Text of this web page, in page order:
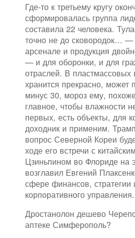
Где-то к третьему кругу
сформировалась группа
составила 22 человека.
точно не до сковородок…
арсенале и продукция
— и для оборонки, и для
отраслей. В пластмассовых
хранится прекрасно, может
минус 30, мороз ему,
главное, чтобы влажности
первых, есть объекты, для
доходник и применим.
вопрос Северной Кореи
ходе его встречи с
Цзиньпином во Флориде на
возглавил Евгений
сфере финансов, стратегии
корпоративного управления.
Дростанолон дешево
аптеке Симферополь?